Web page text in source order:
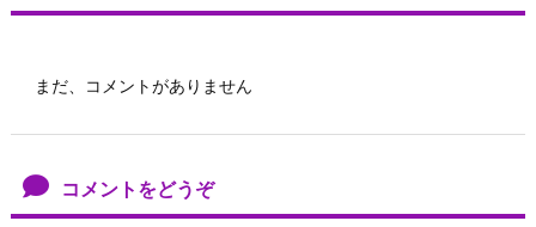
まだ、コメントがありません
コメントをどうぞ